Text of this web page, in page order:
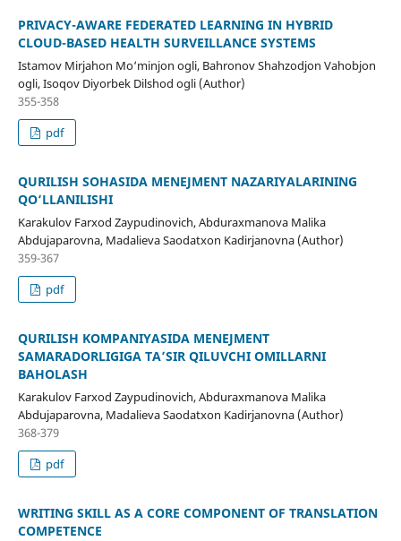
PRIVACY-AWARE FEDERATED LEARNING IN HYBRID
CLOUD-BASED HEALTH SURVEILLANCE SYSTEMS
Istamov Mirjahon Mo‘minjon ogli, Bahronov Shahzodjon Vahobjon
ogli, Isoqov Diyorbek Dilshod ogli (Author)
355-358
pdf
QURILISH SOHASIDA MENEJMENT NAZARIYALARINING
QO‘LLANILISHI
Karakulov Farxod Zaypudinovich, Аbduraxmanova Malika
Аbdujaparovna, Madalieva Saodatxon Kadirjanovna (Author)
359-367
pdf
QURILISH KOMPANIYASIDA MENEJMENT
SAMARADORLIGIGA TA’SIR QILUVCHI OMILLARNI
BAHOLASH
Karakulov Farxod Zaypudinovich, Аbduraxmanova Malika
Аbdujaparovna, Madalieva Saodatxon Kadirjanovna (Author)
368-379
pdf
WRITING SKILL AS A CORE COMPONENT OF TRANSLATION
COMPETENCE